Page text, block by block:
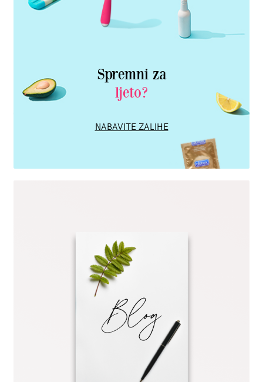
Spremni za
ljeto?
NABAVITE ZALIHE